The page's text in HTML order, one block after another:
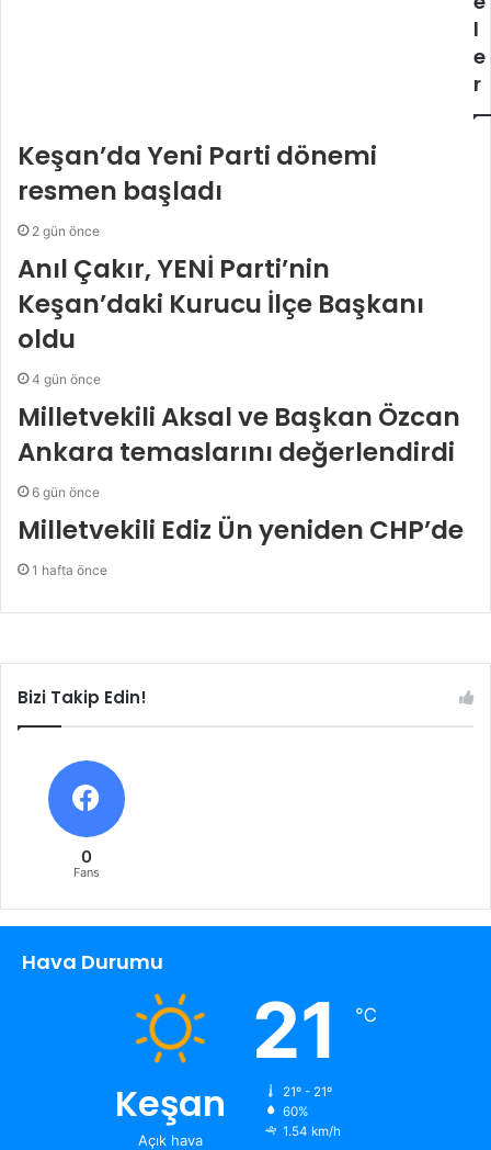
l
e
r
Keşan’da Yeni Parti dönemi
resmen başladı
2 gün önce
Anıl Çakır, YENİ Parti’nin
Keşan’daki Kurucu İlçe Başkanı
oldu
4 gün önce
Milletvekili Aksal ve Başkan Özcan
Ankara temaslarını değerlendirdi
6 gün önce
Milletvekili Ediz Ün yeniden CHP’de
1 hafta önce
Bizi Takip Edin!
0
Fans
Hava Durumu
Keşan
Açık hava
21 ℃
21º - 21º
60%
1.54 km/h